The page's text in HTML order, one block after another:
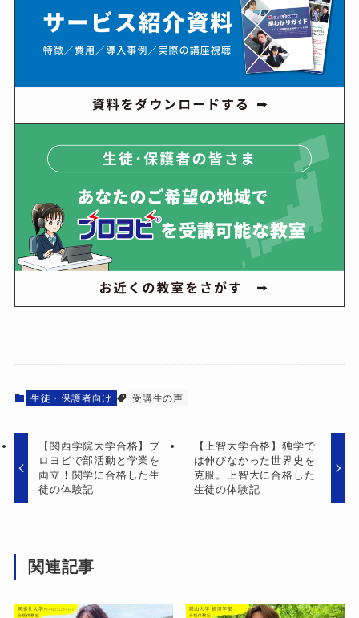
生徒・保護者向け 受講生の声
【関西学院大学合格】ブ
ロヨビで部活動と学業を
両立！関学に合格した生
徒の体験記
【上智大学合格】独学で
は伸びなかった世界史を
克服。上智大に合格した
生徒の体験記
関連記事